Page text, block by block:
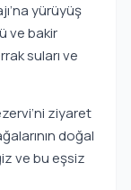
yürüyüş
ve bakir
suları ve
ziyaret
doğal
ve bu eşsiz